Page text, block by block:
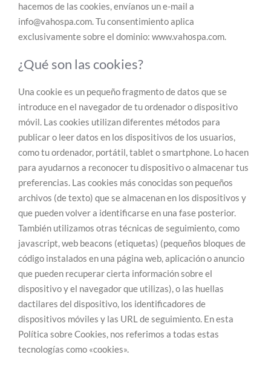
hacemos de las cookies, envíanos un e-mail a
info@vahospa.com. Tu consentimiento aplica
exclusivamente sobre el dominio: www.vahospa.com.
¿Qué son las cookies?
Una cookie es un pequeño fragmento de datos que se
introduce en el navegador de tu ordenador o dispositivo
móvil. Las cookies utilizan diferentes métodos para
publicar o leer datos en los dispositivos de los usuarios,
como tu ordenador, portátil, tablet o smartphone. Lo hacen
para ayudarnos a reconocer tu dispositivo o almacenar tus
preferencias. Las cookies más conocidas son pequeños
archivos (de texto) que se almacenan en los dispositivos y
que pueden volver a identificarse en una fase posterior.
También utilizamos otras técnicas de seguimiento, como
javascript, web beacons (etiquetas) (pequeños bloques de
código instalados en una página web, aplicación o anuncio
que pueden recuperar cierta información sobre el
dispositivo y el navegador que utilizas), o las huellas
dactilares del dispositivo, los identificadores de
dispositivos móviles y las URL de seguimiento. En esta
Política sobre Cookies, nos referimos a todas estas
tecnologías como «cookies».